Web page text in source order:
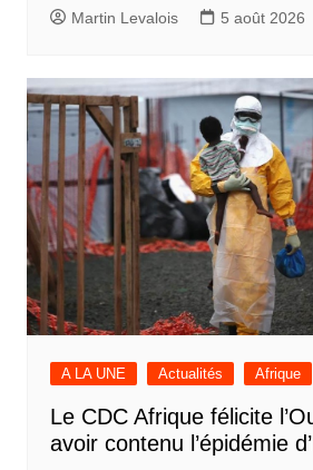
Martin Levalois 5 août 2026
A LA UNE Actualités Afrique
Le CDC Afrique félicite
avoir contenu l’épidémie